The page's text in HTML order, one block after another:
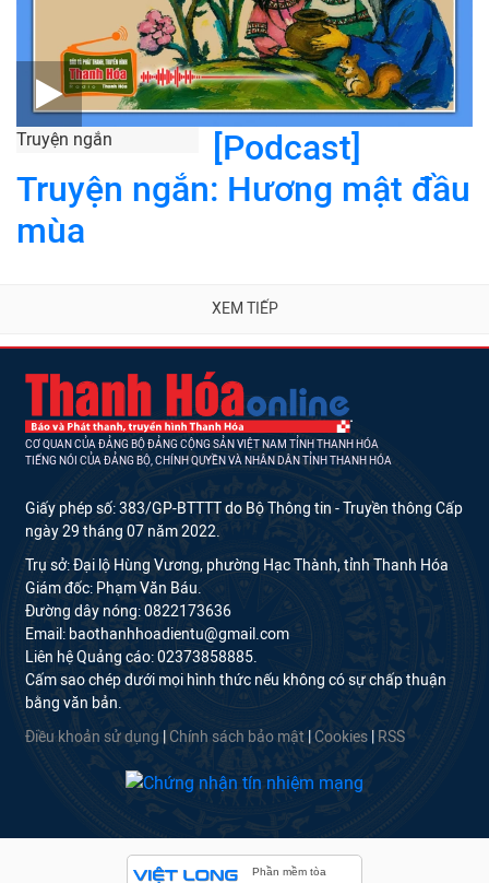
Truyện ngắn
[Podcast]
Truyện ngắn: Hương mật đầu
mùa
XEM TIẾP
CƠ QUAN CỦA ĐẢNG BỘ ĐẢNG CỘNG SẢN VIỆT NAM TỈNH THANH HÓA
TIẾNG NÓI CỦA ĐẢNG BỘ, CHÍNH QUYỀN VÀ NHÂN DÂN TỈNH THANH HÓA
Giấy phép số: 383/GP-BTTTT do Bộ Thông tin - Truyền thông Cấp
ngày 29 tháng 07 năm 2022.
Trụ sở: Đại lộ Hùng Vương, phường Hạc Thành, tỉnh Thanh Hóa
Giám đốc: Phạm Văn Báu.
Đường dây nóng: 0822173636
Email: baothanhhoadientu@gmail.com
Liên hệ Quảng cáo: 02373858885.
Cấm sao chép dưới mọi hình thức nếu không có sự chấp thuận
bằng văn bản.
Điều khoản sử dụng
Chính sách bảo mật Cookies RSS
Phần mềm tòa